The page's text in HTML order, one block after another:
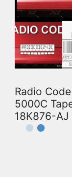
Radio
5000C
18K876-AJ